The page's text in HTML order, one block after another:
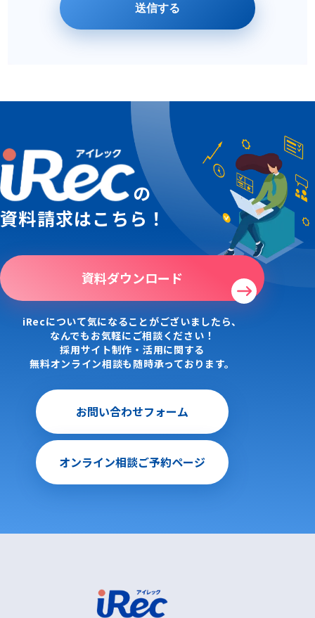
の
資料請求はこちら！
資料ダウンロード
iRecについて気になることがございましたら、
なんでもお気軽にご相談ください！
採用サイト制作・活用に関する
無料オンライン相談も随時承っております。
お問い合わせフォーム
オンライン相談ご予約ページ